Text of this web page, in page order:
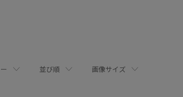
並び順 画像サイズ